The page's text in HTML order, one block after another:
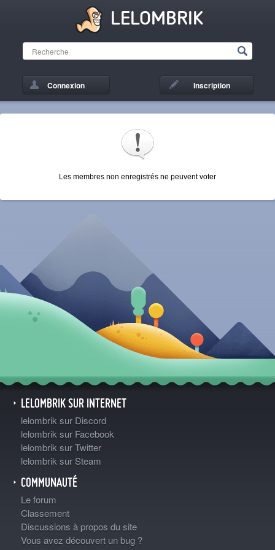
LELOMBRIK
Connexion Inscription
Les membres non enregistrés ne peuvent voter
LELOMBRIK SUR INTERNET
lelombrik sur Discord
lelombrik sur Facebook
lelombrik sur Twitter
lelombrik sur Steam
COMMUNAUTÉ
Le forum
Classement
Discussions à propos du site
Vous avez découvert un bug ?